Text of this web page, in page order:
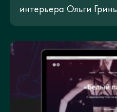
интерьера Ольги Гринь